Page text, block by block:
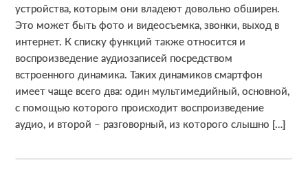
устройства, которым они владеют довольно обширен.
Это может быть фото и видеосъемка, звонки, выход в
интернет. К списку функций также относится и
воспроизведение аудиозаписей посредством
встроенного динамика. Таких динамиков смартфон
имеет чаще всего два: один мультимедийный, основной,
с помощью которого происходит воспроизведение
аудио, и второй – разговорный, из которого слышно […]